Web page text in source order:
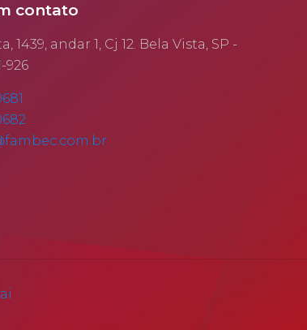
contato
1439, andar 1, Cj 12. Bela Vista, SP -
926